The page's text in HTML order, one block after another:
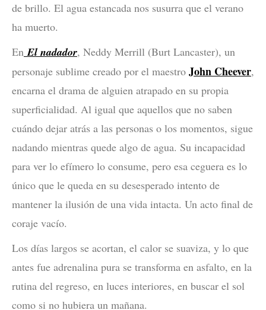
de brillo. El agua estancada nos susurra que el verano
ha muerto.
En El nadador, Neddy Merrill (Burt Lancaster), un
personaje sublime creado por el maestro John Cheever,
encarna el drama de alguien atrapado en su propia
superficialidad. Al igual que aquellos que no saben
cuándo dejar atrás a las personas o los momentos, sigue
nadando mientras quede algo de agua. Su incapacidad
para ver lo efímero lo consume, pero esa ceguera es lo
único que le queda en su desesperado intento de
mantener la ilusión de una vida intacta. Un acto final de
coraje vacío.
Los días largos se acortan, el calor se suaviza, y lo que
antes fue adrenalina pura se transforma en asfalto, en la
rutina del regreso, en luces interiores, en buscar el sol
como si no hubiera un mañana.